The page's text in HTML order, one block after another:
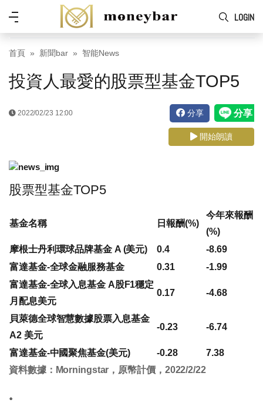
Skip to main content
LOGIN
功
能
表
首頁 新聞bar 智能News
投資人最愛的股票型基金TOP5
2022/02/23 12:00 分享
開始朗讀
股票型基金TOP5
基金名稱 日報酬(%)
今年來報酬
(%)
摩根士丹利環球品牌基金 A (美元)
0.4
-8.69
富達基金-全球金融服務基金
0.31
-1.99
富達基金-全球入息基金 A股F1穩定
月配息美元
0.17 -4.68
貝萊德全球智慧數據股票入息基金
A2 美元
-0.23 -6.74
富達基金-中國聚焦基金(美元) -0.28
7.38
資料數據：Morningstar，原幣計價，2022/2/22
。